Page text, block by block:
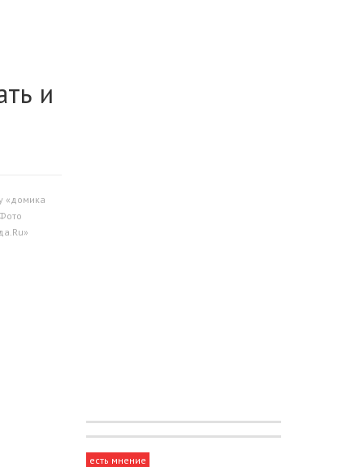
и
«домика
есть мнение